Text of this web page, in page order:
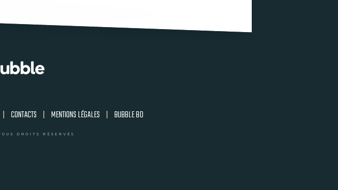
| CONTACTS | MENTIONS LÉGALES | BUBBLE BD
DROITS RÉSERVÉS